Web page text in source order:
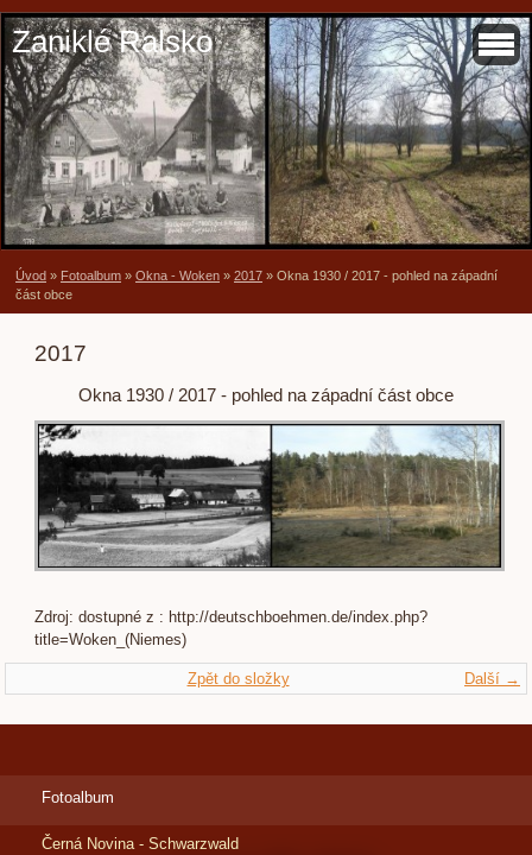
Zaniklé Ralsko
Úvod » Fotoalbum » Okna - Woken » 2017 » Okna 1930 / 2017 - pohled na západní
část obce
2017
Okna 1930 / 2017 - pohled na západní část obce
Zdroj: dostupné z : http://deutschboehmen.de/index.php?
title=Woken_(Niemes)
Další →
Zpět do složky
Fotoalbum
Černá Novina - Schwarzwald